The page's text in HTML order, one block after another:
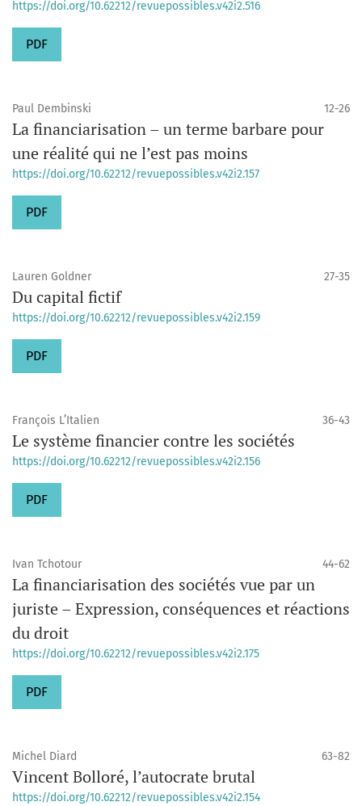
https://doi.org/10.62212/revuepossibles.v42i2.516
PDF
Paul Dembinski 12-26
La financiarisation – un terme barbare pour
une réalité qui ne l’est pas moins
https://doi.org/10.62212/revuepossibles.v42i2.157
PDF
Lauren Goldner 27-35
Du capital fictif
https://doi.org/10.62212/revuepossibles.v42i2.159
PDF
François L’Italien 36-43
Le système financier contre les sociétés
https://doi.org/10.62212/revuepossibles.v42i2.156
PDF
Ivan Tchotour 44-62
La financiarisation des sociétés vue par un
juriste – Expression, conséquences et réactions
du droit
https://doi.org/10.62212/revuepossibles.v42i2.175
PDF
Michel Diard 63-82
Vincent Bolloré, l’autocrate brutal
https://doi.org/10.62212/revuepossibles.v42i2.154